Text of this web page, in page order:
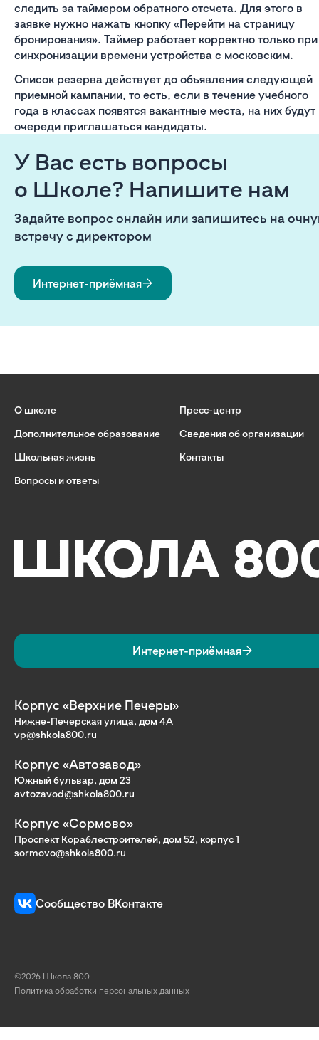
следить за таймером обратного отсчета. Для этого в
заявке нужно нажать кнопку «Перейти на страницу
бронирования». Таймер работает корректно только при
синхронизации времени устройства с московским.
Список резерва действует до объявления следующей
приемной кампании, то есть, если в течение учебного
года в классах появятся вакантные места, на них будут
очереди приглашаться кандидаты.
У Вас есть вопросы
о Школе? Напишите нам
Задайте вопрос онлайн или запишитесь на
встречу с директором
Интернет-приёмная
О школе
Дополнительное образование
Школьная жизнь
Вопросы и ответы
Пресс-центр
Сведения об организации
Контакты
Интернет-приёмная
Корпус «Верхние Печеры»
Нижне-Печерская улица, дом 4А
vp@shkola800.ru
Корпус «Автозавод»
Южный бульвар, дом 23
avtozavod@shkola800.ru
Корпус «Сормово»
Проспект Кораблестроителей, дом 52, корпус 1
sormovo@shkola800.ru
Сообщество ВКонтакте
©2026 Школа 800
Политика обработки персональных данных